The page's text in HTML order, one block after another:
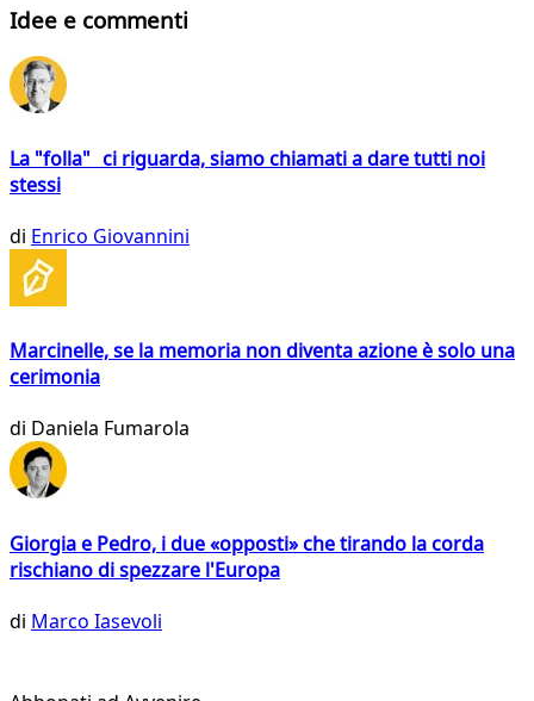
Idee e commenti
La "folla" ci riguarda, siamo chiamati a dare tutti noi
stessi
di Enrico Giovannini
Marcinelle, se la memoria non diventa azione è solo una
cerimonia
di Daniela Fumarola
Giorgia e Pedro, i due «opposti» che tirando la corda
rischiano di spezzare l'Europa
di Marco Iasevoli